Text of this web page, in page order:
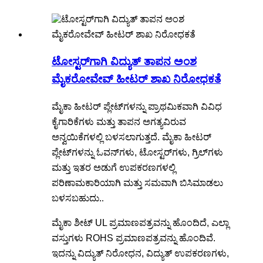
ಟೋಸ್ಟರ್‌ಗಾಗಿ ವಿದ್ಯುತ್ ತಾಪನ ಅಂಶ
ಮೈಕರೋವೇವ್ ಹೀಟರ್ ಶಾಖ ನಿರೋಧಕತೆ
ಮೈಕಾ ಹೀಟರ್ ಪ್ಲೇಟ್‌ಗಳನ್ನು ಪ್ರಾಥಮಿಕವಾಗಿ ವಿವಿಧ
ಕೈಗಾರಿಕೆಗಳು ಮತ್ತು ತಾಪನ ಅಗತ್ಯವಿರುವ
ಅನ್ವಯಿಕೆಗಳಲ್ಲಿ ಬಳಸಲಾಗುತ್ತದೆ. ಮೈಕಾ ಹೀಟರ್
ಪ್ಲೇಟ್‌ಗಳನ್ನು ಓವನ್‌ಗಳು, ಟೋಸ್ಟರ್‌ಗಳು, ಗ್ರಿಲ್‌ಗಳು
ಮತ್ತು ಇತರ ಅಡುಗೆ ಉಪಕರಣಗಳಲ್ಲಿ
ಪರಿಣಾಮಕಾರಿಯಾಗಿ ಮತ್ತು ಸಮವಾಗಿ ಬಿಸಿಮಾಡಲು
ಬಳಸಬಹುದು..
ಮೈಕಾ ಶೀಟ್ UL ಪ್ರಮಾಣಪತ್ರವನ್ನು ಹೊಂದಿದೆ, ಎಲ್ಲಾ
ವಸ್ತುಗಳು ROHS ಪ್ರಮಾಣಪತ್ರವನ್ನು ಹೊಂದಿವೆ.
ಇದನ್ನು ವಿದ್ಯುತ್ ನಿರೋಧನ, ವಿದ್ಯುತ್ ಉಪಕರಣಗಳು,